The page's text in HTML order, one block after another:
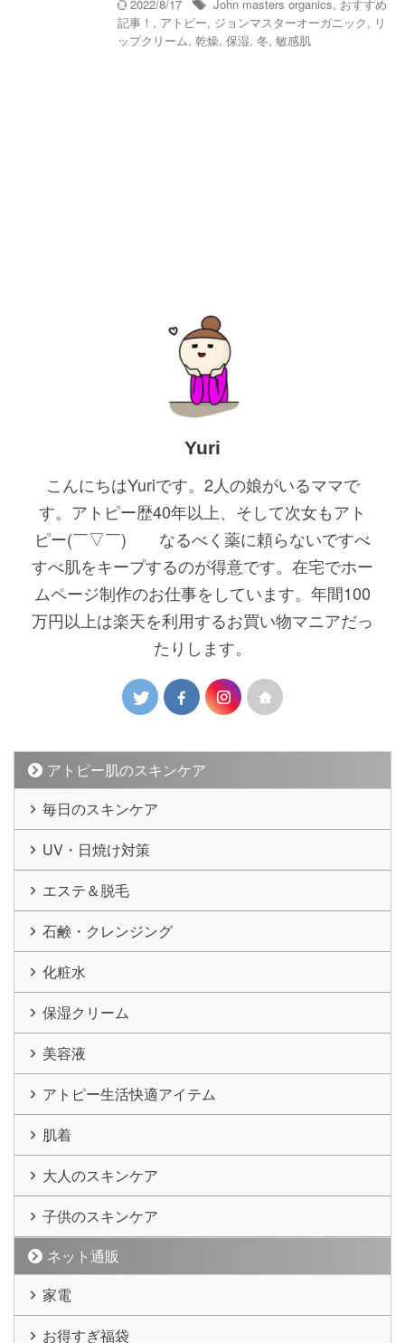
2022/8/17 John masters organics, おすすめ
記事！ , アトピー, ジョンマスターオーガニック, リ
ップクリーム, 乾燥, 保湿, 冬, 敏感肌
Yuri
こんにちはYuriです。2人の娘がいるママで
す。アトピー歴40年以上、そして次女もアト
ピー(￣▽￣)ゞ なるべく薬に頼らないですべ
すべ肌をキープするのが得意です。在宅でホー
ムページ制作のお仕事をしています。年間100
万円以上は楽天を利用するお買い物マニアだっ
たりします。
アトピー肌のスキンケア
毎日のスキンケア
UV・日焼け対策
エステ＆脱毛
石鹸・クレンジング
化粧水
保湿クリーム
美容液
アトピー生活快適アイテム
肌着
大人のスキンケア
子供のスキンケア
ネット通販
家電
お得すぎ福袋